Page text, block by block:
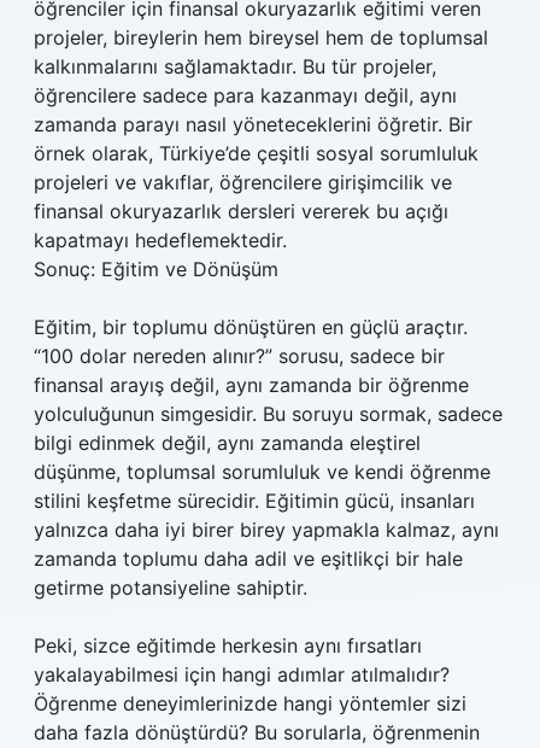
öğrenciler için finansal okuryazarlık eğitimi veren
projeler, bireylerin hem bireysel hem de toplumsal
kalkınmalarını sağlamaktadır. Bu tür projeler,
öğrencilere sadece para kazanmayı değil, aynı
zamanda parayı nasıl yöneteceklerini öğretir. Bir
örnek olarak, Türkiye’de çeşitli sosyal sorumluluk
projeleri ve vakıflar, öğrencilere girişimcilik ve
finansal okuryazarlık dersleri vererek bu açığı
kapatmayı hedeflemektedir.
Sonuç: Eğitim ve Dönüşüm
Eğitim, bir toplumu dönüştüren en güçlü araçtır.
“100 dolar nereden alınır?” sorusu, sadece bir
finansal arayış değil, aynı zamanda bir öğrenme
yolculuğunun simgesidir. Bu soruyu sormak, sadece
bilgi edinmek değil, aynı zamanda eleştirel
düşünme, toplumsal sorumluluk ve kendi öğrenme
stilini keşfetme sürecidir. Eğitimin gücü, insanları
yalnızca daha iyi birer birey yapmakla kalmaz, aynı
zamanda toplumu daha adil ve eşitlikçi bir hale
getirme potansiyeline sahiptir.
Peki, sizce eğitimde herkesin aynı fırsatları
yakalayabilmesi için hangi adımlar atılmalıdır?
Öğrenme deneyimlerinizde hangi yöntemler sizi
daha fazla dönüştürdü? Bu sorularla, öğrenmenin